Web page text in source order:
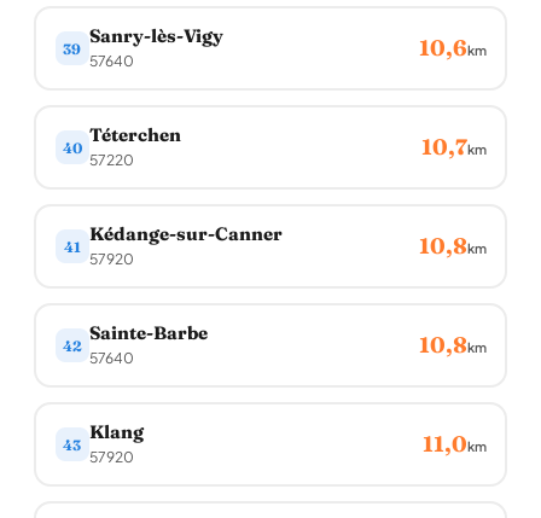
39
Sanry-lès-Vigy
57640 10,6km
40
Téterchen
57220 10,7km
41
Kédange-sur-Canner
57920 10,8km
42
Sainte-Barbe
57640 10,8km
43
Klang
57920 11,0km